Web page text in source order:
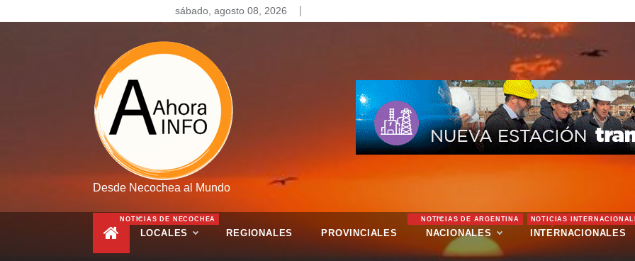
to
sábado, agosto 08, 2026
Desde Necochea al Mundo
LOCALES
NOTICIAS DE NECOCHEA
REGIONALES PROVINCIALES NACIONALES
NOTICIAS DE ARGENTINA
INTERNACIONALES
NOTICIAS